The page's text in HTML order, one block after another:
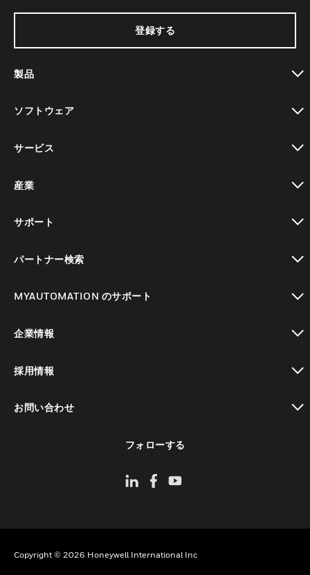
登録する
製品
ソフトウェア
サービス
産業
サポート
パートナー検索
MYAUTOMATION のサポート
企業情報
採用情報
お問い合わせ
フォローする
Copyright © 2026 Honeywell International Inc